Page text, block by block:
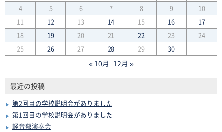
4
5 6 7 8 9
10
11
12 13 14 15 16
17
18
19 20 21 22 23
24
25
26 27 28 29 30
« 10月 12月 »
最近の投稿
第2回目の学校説明会がありました
第1回目の学校説明会がありました
軽音部演奏会